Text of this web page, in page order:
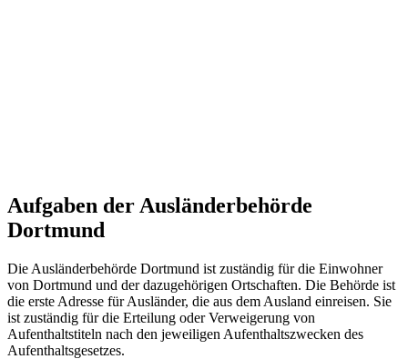
Aufgaben der Ausländerbehörde
Dortmund
Die Ausländerbehörde Dortmund ist zuständig für die Einwohner
von Dortmund und der dazugehörigen Ortschaften. Die Behörde ist
die erste Adresse für Ausländer, die aus dem Ausland einreisen. Sie
ist zuständig für die Erteilung oder Verweigerung von
Aufenthaltstiteln nach den jeweiligen Aufenthaltszwecken des
Aufenthaltsgesetzes.